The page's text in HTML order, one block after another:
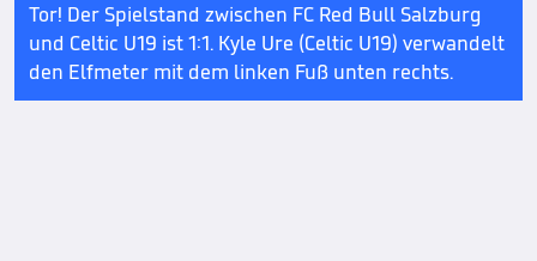
Tor! Der Spielstand zwischen FC Red Bull Salzburg
und Celtic U19 ist 1:1. Kyle Ure (Celtic U19) verwandelt
den Elfmeter mit dem linken Fuß unten rechts.